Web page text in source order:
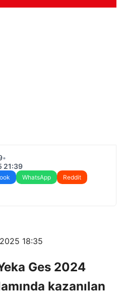
•
21:39
WhatsApp
Reddit
18:35
Ges 2024
kazanılan